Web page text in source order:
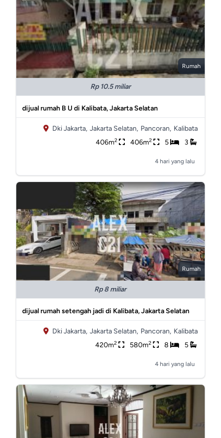
Rumah
Rp 10.5 miliar
dijual rumah B U di Kalibata, Jakarta Selatan
Dki Jakarta, Jakarta Selatan, Pancoran, Kalibata
406m2 406m2 5 3
4 hari yang lalu
Rumah
Rp 8 miliar
dijual rumah setengah jadi di Kalibata, Jakarta Selatan
Dki Jakarta, Jakarta Selatan, Pancoran, Kalibata
420m2 580m2 8 5
4 hari yang lalu